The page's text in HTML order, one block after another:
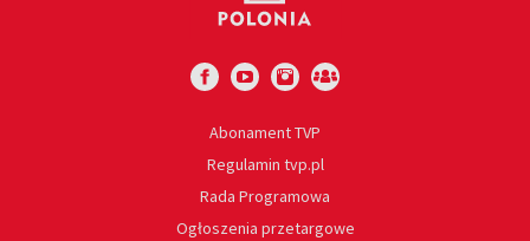
Abonament TVP
Regulamin tvp.pl
Rada Programowa
Ogłoszenia przetargowe